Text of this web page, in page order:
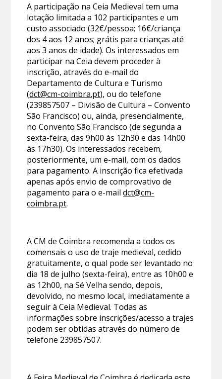
A participação na Ceia Medieval tem uma
lotação limitada a 102 participantes e um
custo associado (32€/pessoa; 16€/criança
dos 4 aos 12 anos; grátis para crianças até
aos 3 anos de idade). Os interessados em
participar na Ceia devem proceder à
inscrição, através do e-mail do
Departamento de Cultura e Turismo
(dct@cm-coimbra.pt), ou do telefone
(239857507 – Divisão de Cultura – Convento
São Francisco) ou, ainda, presencialmente,
no Convento São Francisco (de segunda a
sexta-feira, das 9h00 às 12h30 e das 14h00
às 17h30). Os interessados recebem,
posteriormente, um e-mail, com os dados
para pagamento. A inscrição fica efetivada
apenas após envio de comprovativo de
pagamento para o e-maildct@cm-
coimbra.pt.
A CM de Coimbra recomenda a todos os
comensais o uso de traje medieval, cedido
gratuitamente, o qual pode ser levantado no
dia 18 de julho (sexta-feira), entre as 10h00 e
as 12h00, na Sé Velha sendo, depois,
devolvido, no mesmo local, imediatamente a
seguir à Ceia Medieval. Todas as
informações sobre inscrições/acesso a trajes
podem ser obtidas através do número de
telefone 239857507.